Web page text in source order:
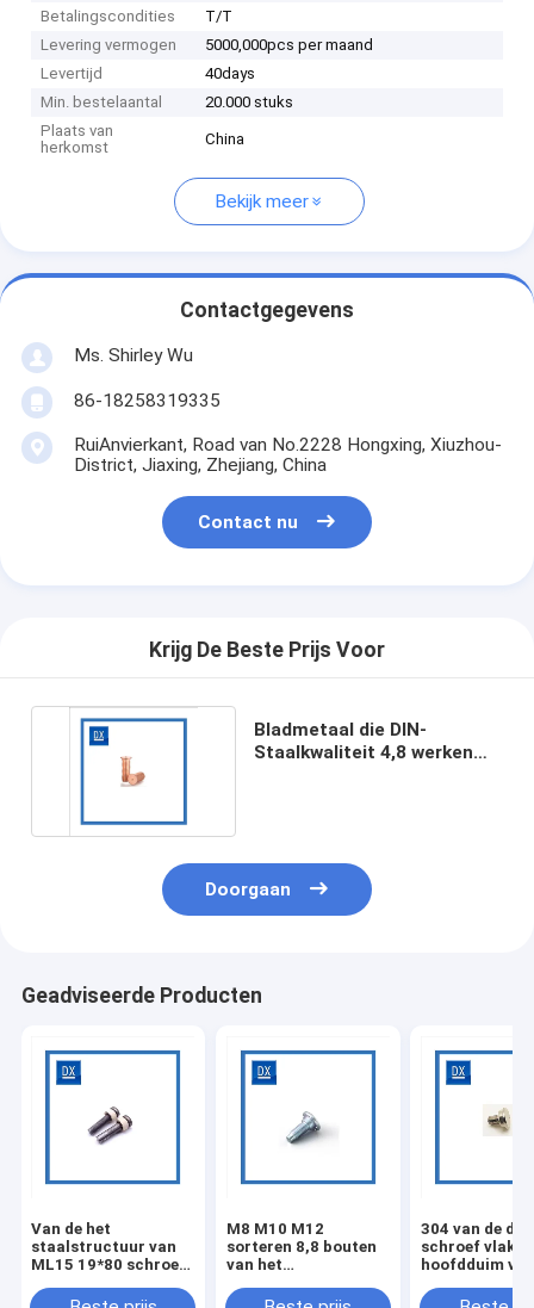
Betalingscondities
T/T
Levering vermogen
5000,000pcs per maand
Levertijd
40days
Min. bestelaantal
20.000 stuks
Plaats van
herkomst
China
Bekijk meer
Contactgegevens
Ms. Shirley Wu
86-18258319335
RuiAnvierkant, Road van No.2228 Hongxing, Xiuzhou-
District, Jiaxing, Zhejiang, China
Contact nu
Krijg De Beste Prijs Voor
Bladmetaal die DIN-
Staalkwaliteit 4,8 werken
Doorgaan
Geadviseerde Producten
Van de het
staalstructuur van
ML15 19*80 schroef
cilindrische
M8 M10 M12
sorteren 8,8 bouten
van het
gegalvaniseerde
304 van de de
schroef vlakke
hoofdduim
van het de